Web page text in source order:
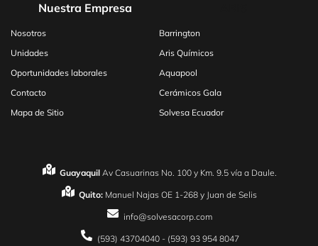
Guayaquil Av Casuarinas No. 100 y Km. 9.5 vía a Daule.
Quito: Manuel Najas OE 1-268 y Juan de Selis
info@solvesacorp.com
(593) 43704040 - (593) 93 954 8047
Nuestra Empresa
Nosotros
Unidades
Oportunidades laborales
Contacto
Mapa de Sitio
Barrington
Aris Químicos
Aquapool
Cerámicos Gala
Solvesa Ecuador